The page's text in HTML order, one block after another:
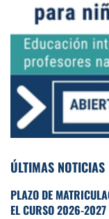
ÚLTIMAS NOTICIAS
PLAZO DE
EL CURSO 2026-2027